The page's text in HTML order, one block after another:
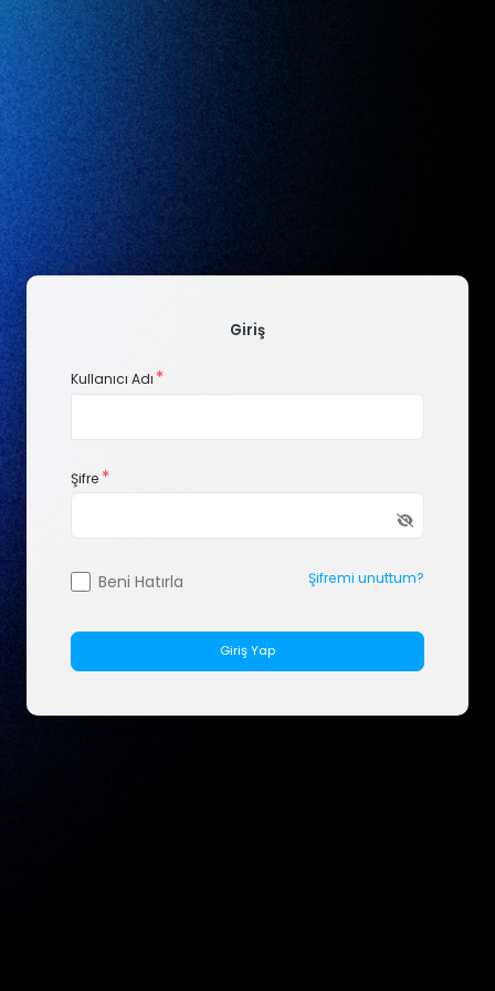
Giriş
Kullanıcı Adı
Şifre
Beni Hatırla Şifremi unuttum?
Giriş Yap